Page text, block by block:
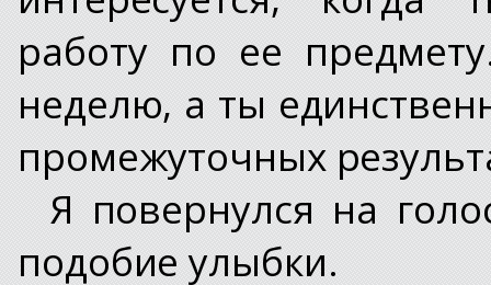
работу по ее
неделю, а ты
промежуточных
Я повернулся на
подобие улыбки.